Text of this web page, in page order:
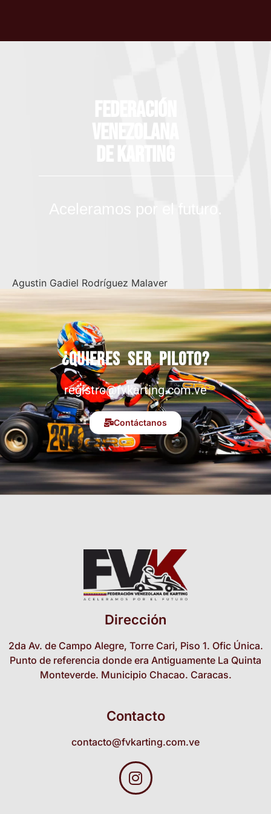
Agustin Gadiel Rodríguez Malaver
¿Quieres ser piloto?
registro@fvkarting.com.ve
Contáctanos
Dirección
2da Av. de Campo Alegre, Torre Cari, Piso 1. Ofic Única.
Punto de referencia donde era Antiguamente La Quinta
Monteverde. Municipio Chacao. Caracas.
Contacto
contacto@fvkarting.com.ve